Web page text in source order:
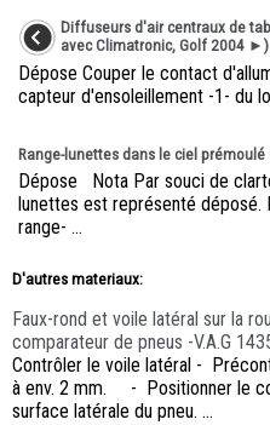
Diffuseurs d'air centraux de
avec Climatronic, Golf 2004
Dépose Couper le contact
capteur d'ensoleillement -1- du
Range-lunettes dans le ciel
Dépose Nota Par souci de
lunettes est représenté déposé.
range- ...
D'autres materiaux:
Faux-rond et voile latéral sur la
comparateur de pneus -V.A.G
Contrôler le voile latéral -
à env. 2 mm. - Positionner le
surface latérale du pneu. ...